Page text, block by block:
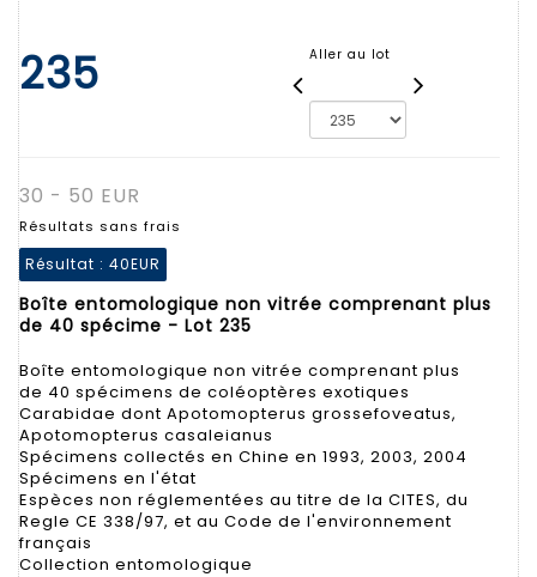
235 Aller au lot
30 - 50 EUR
Résultats sans frais
Résultat : 40EUR
Boîte entomologique non vitrée comprenant plus
de 40 spécime - Lot 235
Boîte entomologique non vitrée comprenant plus
de 40 spécimens de coléoptères exotiques
Carabidae dont Apotomopterus grossefoveatus,
Apotomopterus casaleianus
Spécimens collectés en Chine en 1993, 2003, 2004
Spécimens en l'état
Espèces non réglementées au titre de la CITES, du
Regle CE 338/97, et au Code de l'environnement
français
Collection entomologique